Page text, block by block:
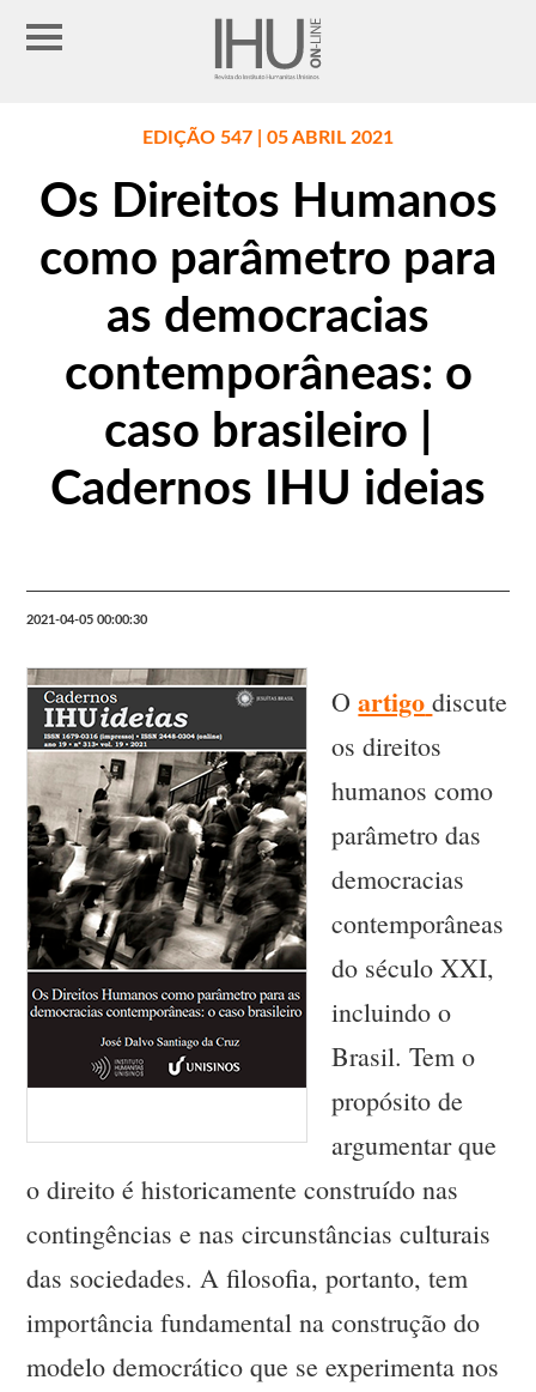
EDIÇÃO 547 | 05 ABRIL 2021
Os Direitos Humanos
como parâmetro para
as democracias
contemporâneas: o
caso brasileiro |
Cadernos IHU ideias
2021-04-05 00:00:30
Oartigo discute
os direitos
humanos como
parâmetro das
democracias
contemporâneas
do século XXI,
incluindo o
Brasil. Tem o
propósito de
argumentar que
o direito é historicamente construído nas
contingências e nas circunstâncias culturais
das sociedades. A filosofia, portanto, tem
importância fundamental na construção do
modelo democrático que se experimenta nos